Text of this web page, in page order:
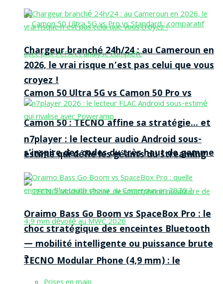
Camon 50 Ultra 5G vs Camon 50 Pro vs
Camon 50 : TECNO affine sa stratégie… et
s’inspire des codes du très haut de gamme
TECNO Modular Phone (4,9 mm) : le
Chargeur branché 24h/24 : au Cameroun en
2026, le vrai risque n’est pas celui que vous
croyez !
n7player : le lecteur audio Android sous-
estimé qui défie les géants du streaming
Oraimo Bass Go Boom vs SpaceBox Pro : le
choc stratégique des enceintes Bluetooth
— mobilité intelligente ou puissance brute
?